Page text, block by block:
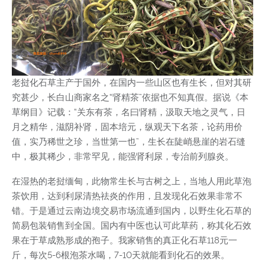
老挝化石草主产于国外，在国内一些山区也有生长，但对其研
究甚少，长白山商家名之“肾精茶”依据也不知真假。据说《本
草纲目》记载：“关东有茶，名曰肾精，汲取天地之灵气，日
月之精华，滋阴补肾，固本培元，纵观天下名茶，论药用价
值，实乃稀世之珍，当世第一也”，生长在陡峭悬崖的岩石缝
中，极其稀少，非常罕见，能强肾利尿，专治前列腺炎。
在湿热的老挝缅甸，此物常生长与古树之上，当地人用此草泡
茶饮用，达到利尿清热祛炎的作用，且发现化石效果非常不
错。于是通过云南边境交易市场流通到国内，以野生化石草的
简易包装销售到全国。国内有中医也认可此草药，称其化石效
果在于草成熟形成的孢子。我家销售的真正化石草118元一
斤，每次5-6根泡茶水喝，7-10天就能看到化石的效果。